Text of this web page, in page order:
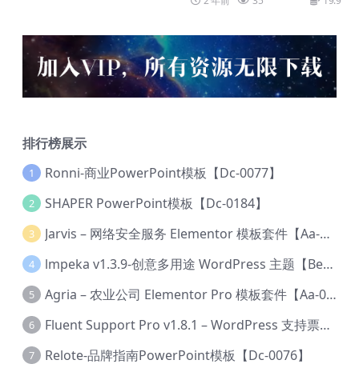
排行榜展示
1 Ronni-商业PowerPoint模板【Dc-0077】
2 SHAPER PowerPoint模板【Dc-0184】
3 Jarvis – 网络安全服务 Elementor 模板套件【Aa-0035】
4 lmpeka v1.3.9-创意多用途 WordPress 主题【Be-0064】
5 Agria – 农业公司 Elementor Pro 模板套件【Aa-0003】
6 Fluent Support Pro v1.8.1 – WordPress 支持票务系统【Cc-0041】
7 Relote-品牌指南PowerPoint模板【Dc-0076】